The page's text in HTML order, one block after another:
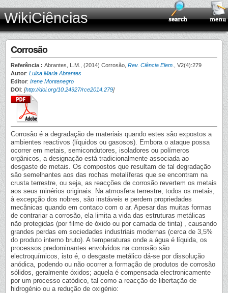
WikiCiências
Corrosão
Referência : Abrantes, L.M., (2014) Corrosão, Rev. Ciência Elem.
, V2(4):279
Autor: Luisa Maria Abrantes
Editor: Irene Montenegro
DOI: [http://doi.org/10.24927/rce2014.279]
Corrosão é a degradação de materiais quando estes são expostos a
ambientes reactivos (líquidos ou gasosos). Embora o ataque possa
ocorrer em metais, semicondutores, isoladores ou polímeros
orgânicos, a designação está tradicionalmente associada ao
desgaste de metais. Os compostos que resultam de tal degradação
são semelhantes aos das rochas metalíferas que se encontram na
crusta terrestre, ou seja, as reacções de corrosão revertem os metais
aos seus minérios originais. Na atmosfera terrestre, todos os metais,
à excepção dos nobres, são instáveis e perdem propriedades
mecânicas quando em contaco com o ar. Apesar das muitas formas
de contrariar a corrosão, ela limita a vida das estruturas metálicas
não protegidas (por filme de óxido ou por camada de tinta) , causando
grandes perdas em sociedades industriais modernas (cerca de 3,5%
do produto interno bruto). A temperaturas onde a água é líquida, os
processos predominantes envolvidos na corrosão são
electroquímicos, isto é, o desgaste metálico dá-se por dissolução
anódica, podendo ou não ocorrer a formação de produtos de corrosão
sólidos, geralmente óxidos; aquela é compensada electronicamente
por um processo catódico, tal como a reacção de libertação de
hidrogénio ou a redução de oxigénio: